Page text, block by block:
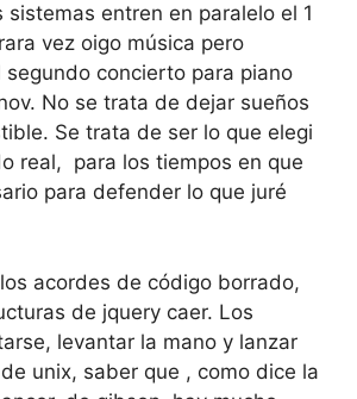
sistemas entren en paralelo el 1
vez oigo música pero
segundo concierto para piano
No se trata de dejar sueños
Se trata de ser lo que elegi
real, para los tiempos en que
para defender lo que juré
acordes de código borrado,
de jquery caer. Los
levantar la mano y lanzar
unix, saber que , como dice la